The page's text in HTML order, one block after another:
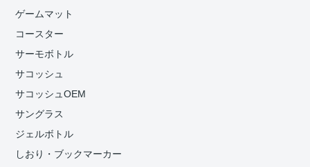
ゲームマット
コースター
サーモボトル
サコッシュ
サコッシュOEM
サングラス
ジェルボトル
しおり・ブックマーカー